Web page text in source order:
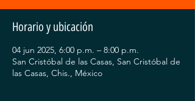
Horario y ubicación
04 jun 2025, 6:00 p.m. – 8:00 p.m.
San Cristóbal de las Casas, San Cristóbal de
las Casas, Chis., México